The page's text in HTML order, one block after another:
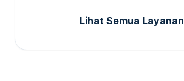
Lihat Semua Layanan